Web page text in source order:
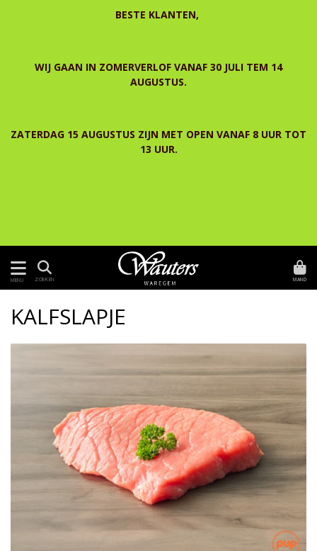
BESTE KLANTEN,
WIJ GAAN IN ZOMERVERLOF VANAF 30 JULI TEM 14
AUGUSTUS.
ZATERDAG 15 AUGUSTUS ZIJN MET OPEN VANAF 8 UUR TOT
13 UUR.
MENU ZOEKEN MAND
KALFSLAPJE